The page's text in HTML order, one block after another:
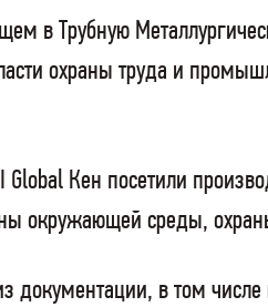
в Трубную
охраны труда и
Global Кен посетили
окружающей среды,
документации, в том